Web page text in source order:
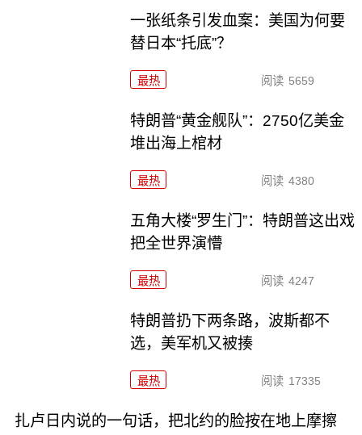
一张纸条引发血案：美国为何要
替日本“托底”？
最热 阅读 5659
特朗普“黄金舰队”：2750亿美金
堆出海上棺材
最热 阅读 4380
五角大楼“罗生门”：特朗普这出戏
把全世界演懵
最热 阅读 4247
特朗普扔下两条路，波斯都不
选，美军机又被揍
最热 阅读 17335
扎卢日内说的一句话，把北约的脸按在地上摩擦